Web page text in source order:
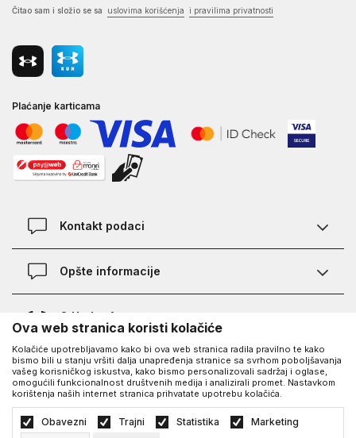
Čitao sam i složio se sa uslovima korišćenja i pravilima privatnosti
Plaćanje karticama
Kontakt podaci
Kontakt
Opšte informacije
Provjera statusa porudžbine
Najčešća pitanja
Kako kupiti
Zamjena veličine i zamjena artikla
O Under Armour-u
O nama - priča o UA
Saznajte više o UA
Karijera
Blog
UA Social
Facebook
©2026https://www.underarmour.ba/, IzradaNB SOFT. Sva prava zadržana.
Politika privatnosti
Uslovi korišćenja
Ova web stranica koristi kolačiće
Kolačiće upotrebljavamo kako bi ova web stranica radila pravilno te kako
bismo bili u stanju vršiti dalja unapređenja stranice sa svrhom poboljšavanja
vašeg korisničkog iskustva, kako bismo personalizovali sadržaj i oglase,
omogućili funkcionalnost društvenih medija i analizirali promet. Nastavkom
korištenja naših internet stranica prihvatate upotrebu kolačića.
Obavezni Trajni Statistika Marketing